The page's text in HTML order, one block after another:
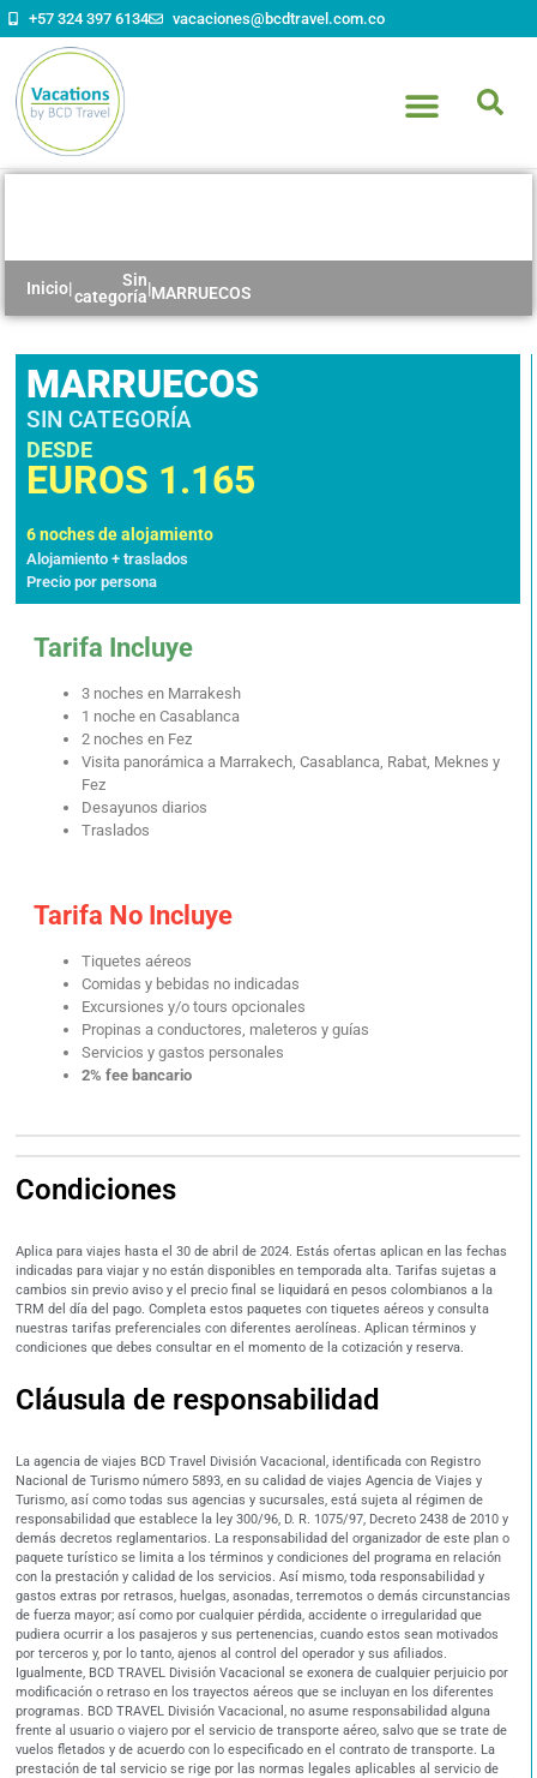
+57 324 397 6134 vacaciones@bcdtravel.com.co
Inicio|
Sin
categoría|MARRUECOS
MARRUECOS
SIN CATEGORÍA
DESDE
6 noches de alojamiento
EUROS 1.165
Alojamiento + traslados
Precio por persona
Tarifa Incluye
3 noches en Marrakesh
1 noche en Casablanca
2 noches en Fez
Visita panorámica a Marrakech, Casablanca, Rabat, Meknes y
Fez
Desayunos diarios
Traslados
Tarifa No Incluye
Tiquetes aéreos
Comidas y bebidas no indicadas
Excursiones y/o tours opcionales
Propinas a conductores, maleteros y guías
Servicios y gastos personales
2% fee bancario
Condiciones
Aplica para viajes hasta el 30 de abril de 2024. Estás ofertas aplican en las fechas
indicadas para viajar y no están disponibles en temporada alta. Tarifas sujetas a
cambios sin previo aviso y el precio final se liquidará en pesos colombianos a la
TRM del día del pago. Completa estos paquetes con tiquetes aéreos y consulta
nuestras tarifas preferenciales con diferentes aerolíneas. Aplican términos y
condiciones que debes consultar en el momento de la cotización y reserva.
Cláusula de responsabilidad
La agencia de viajes BCD Travel División Vacacional, identificada con Registro
Nacional de Turismo número 5893, en su calidad de viajes Agencia de Viajes y
Turismo, así como todas sus agencias y sucursales, está sujeta al régimen de
responsabilidad que establece la ley 300/96, D. R. 1075/97, Decreto 2438 de 2010 y
demás decretos reglamentarios. La responsabilidad del organizador de este plan o
paquete turístico se limita a los términos y condiciones del programa en relación
con la prestación y calidad de los servicios. Así mismo, toda responsabilidad y
gastos extras por retrasos, huelgas, asonadas, terremotos o demás circunstancias
de fuerza mayor; así como por cualquier pérdida, accidente o irregularidad que
pudiera ocurrir a los pasajeros y sus pertenencias, cuando estos sean motivados
por terceros y, por lo tanto, ajenos al control del operador y sus afiliados.
Igualmente, BCD TRAVEL División Vacacional se exonera de cualquier perjuicio por
modificación o retraso en los trayectos aéreos que se incluyan en los diferentes
programas. BCD TRAVEL División Vacacional, no asume responsabilidad alguna
frente al usuario o viajero por el servicio de transporte aéreo, salvo que se trate de
vuelos fletados y de acuerdo con lo especificado en el contrato de transporte. La
prestación de tal servicio se rige por las normas legales aplicables al servicio de